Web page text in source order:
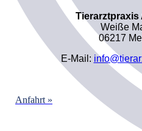
Tierarztpraxis
Weiße
06217
E-Mail:
Anfahrt »